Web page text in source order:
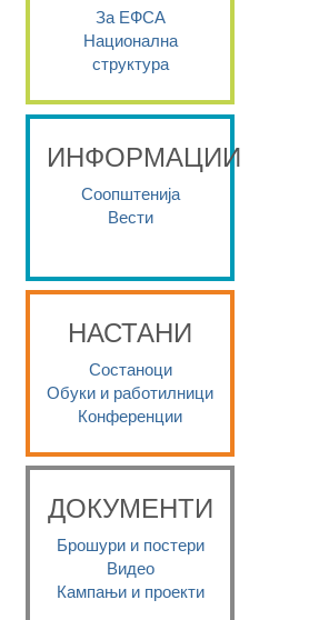
За ЕФСА
Национална
структура
ИНФОРМАЦИИ
Соопштенија
Вести
НАСТАНИ
Состаноци
Обуки и работилници
Конференции
ДОКУМЕНТИ
Брошури и постери
Видео
Кампањи и проекти